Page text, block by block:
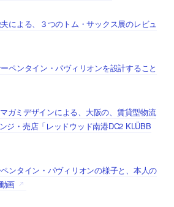
夫による、３つのトム・サックス展のレビュ
ペンタイン・パヴィリオンを設計すること
ガミデザインによる、大阪の、賃貸型物流
ジ・売店「レッドウッド南港DC2 KLÜBB
ンタイン・パヴィリオンの様子と、本人の
画